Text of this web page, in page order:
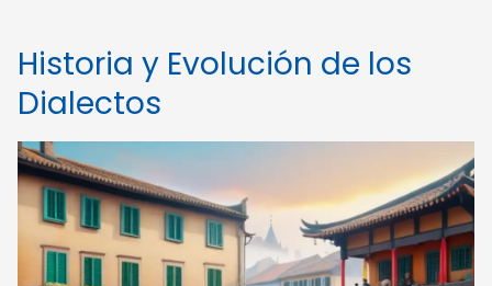
Historia y Evolución de los
Dialectos